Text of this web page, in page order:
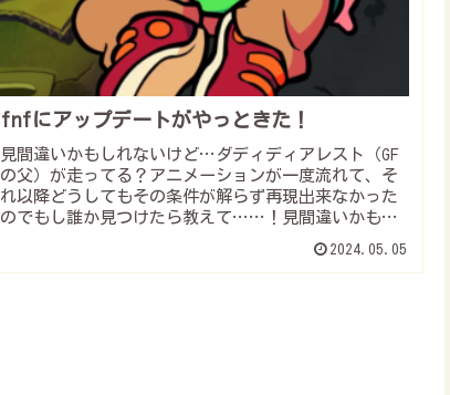
fnfにアップデートがやっときた！
見間違いかもしれないけど…ダディディアレスト（GF
の父）が走ってる？アニメーションが一度流れて、そ
れ以降どうしてもその条件が解らず再現出来なかった
のでもし誰か見つけたら教えて……！見間違いかもし
2024.05.05